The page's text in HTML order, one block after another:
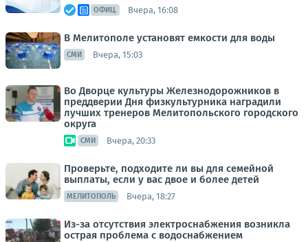
ОФИЦ. Вчера, 16:08
В Мелитополе установят емкости для воды
СМИ Вчера, 15:03
Во Дворце культуры Железнодорожников в
преддверии Дня физкультурника наградили
лучших тренеров Мелитопольского городского
округа
СМИ Вчера, 20:33
Проверьте, подходите ли вы для семейной
выплаты, если у вас двое и более детей
МЕЛИТОПОЛЬ Вчера, 18:27
Из-за отсутствия электроснабжения возникла
острая проблема с водоснабжением